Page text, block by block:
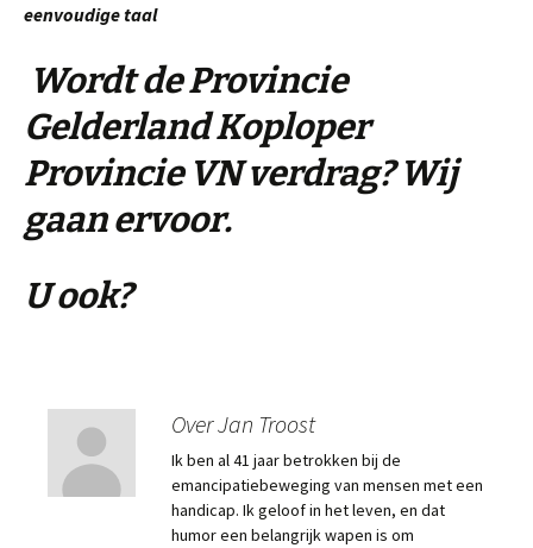
eenvoudige taal
Wordt de Provincie
Gelderland Koploper
Provincie VN verdrag? Wij
gaan ervoor.
U ook?
Over Jan Troost
Ik ben al 41 jaar betrokken bij de
emancipatiebeweging van mensen met een
handicap. Ik geloof in het leven, en dat
humor een belangrijk wapen is om